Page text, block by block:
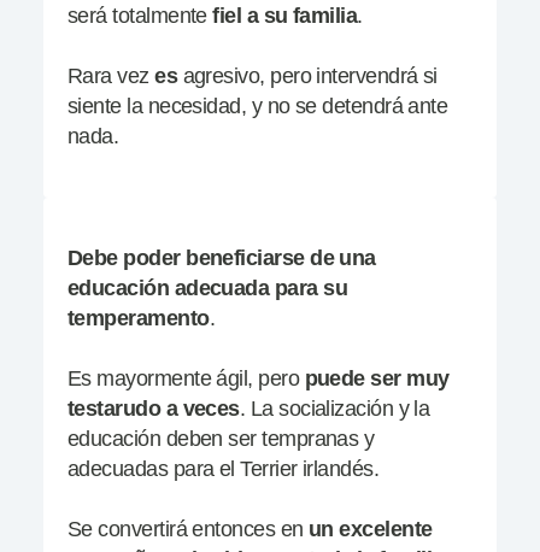
será totalmentefiel a su familia.
Rara vez esagresivo, pero intervendrá si
siente la necesidad, y no se detendrá ante
nada.
Debe poder beneficiarse de una
educación adecuada para su
temperamento.
Es mayormente ágil, peropuede ser muy
testarudo a veces. La socialización y la
educación deben ser tempranas y
adecuadas para el Terrier irlandés.
Se convertirá entonces en un excelente